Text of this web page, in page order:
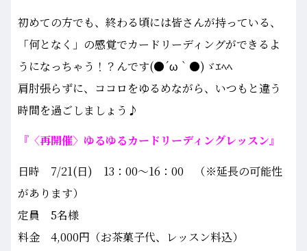
初めての方でも、終わる頃には皆さんが持っている、
「何となく」の感覚でカードリーディングができるよ
うになっちゃう！？んです(●´ω｀●)ゞｴﾍﾍ
肩肘張らずに、ココロをゆるめながら、いつもと違う
時間を過ごしましょう♪
『〈再開催〉ゆるゆるカードリーディングレッスン』
日時 7/21(日) 13：00～16：00 （※延長の可能性
があります）
定員 5名様
料金 4,000円（お茶菓子代、レッスン料込）